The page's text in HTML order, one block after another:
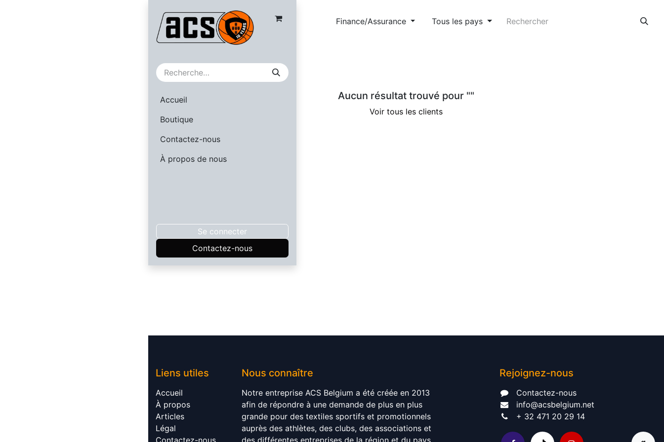
Accueil
Boutique
Contactez-nous
À propos de nous
Se connecter
Contactez-nous
Nos références Finance/Assurance Tous les pays
Aucun résultat trouvé pour ""
Voir tous les clients
Liens utile​​s
Accueil​
À propos​
Articles​
Légal​
Contactez-nous
Nous connaître
Notre entreprise ACS Belgium a été créée en 2013
afin de répondre à une demande de plus en plus
grande pour des textiles sportifs et promotionnels
auprès des athlètes, des clubs, des associations et
des différentes entreprises de la région et du pays.
Rejoignez-nous
Contactez-nous​
info@acsbelgium.net
+ 32 471 20 29 14